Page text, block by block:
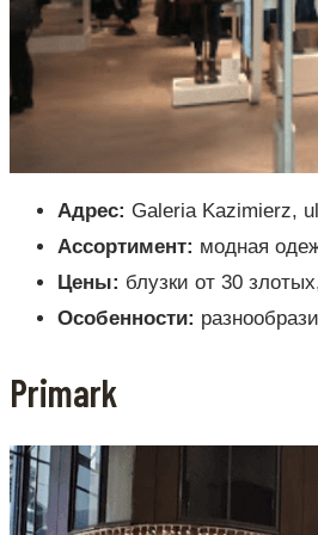
Адрес: Galeria Kazimierz,
Ассортимент: модная
Цены: блузки от 30
Особенности:
Primark